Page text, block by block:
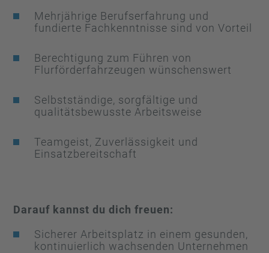
Mehrjährige Berufserfahrung und
fundierte Fachkenntnisse sind von Vorteil
Berechtigung zum Führen von
Flurförderfahrzeugen wünschenswert
Selbstständige, sorgfältige und
qualitätsbewusste Arbeitsweise
Teamgeist, Zuverlässigkeit und
Einsatzbereitschaft
Darauf kannst du dich freuen:
Sicherer Arbeitsplatz in einem gesunden,
kontinuierlich wachsenden Unternehmen